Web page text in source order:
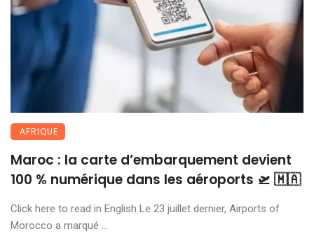
AFRIQUE
Maroc : la carte d’embarquement devient
100 % numérique dans les aéroports 🛫 🇲🇦
Click here to read in English Le 23 juillet dernier, Airports of
Morocco a marqué ...